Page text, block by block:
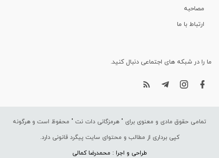
مصاحبه
ارتباط با ما
ما را در شبکه های اجتماعی دنبال کنید.
تمامی حقوق مادی و معنوی برای " هرمزگانی دات نت " محفوظ است و هرگونه
کپی برداری از مطالب و محتوای سایت پیگرد قانونی دارد.
طراحی و اجرا : محمدرضا کمالی